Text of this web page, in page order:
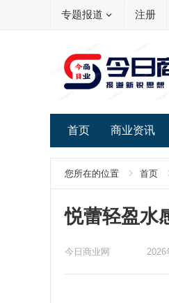
专题报道 注册
首页 商业资讯
您所在的位置 首页
悦蕾轻盈水
今日商业网 2026